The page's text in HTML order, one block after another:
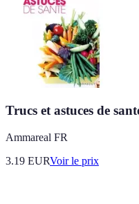
Trucs et astuces de
Ammareal FR
3.19 EURVoir le prix